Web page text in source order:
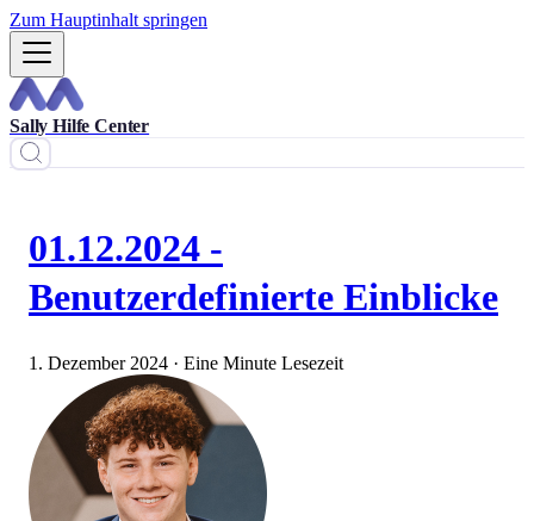
Zum Hauptinhalt springen
Sally Hilfe Center
01.12.2024 -
Benutzerdefinierte Einblicke
1. Dezember 2024 · Eine Minute Lesezeit